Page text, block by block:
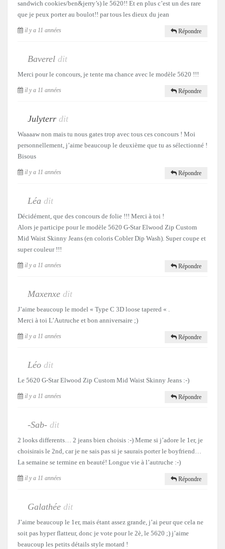
sandwich cookies/ben&jerry’s) le 5620!! Et en plus c’est un des rare
que je peux porter au boulot!! par tous les dieux du jean
il y a 11 années Répondre
Baverel dit
Merci pour le concours, je tente ma chance avec le modèle 5620 !!!
il y a 11 années Répondre
Julyterr dit
Waaaaw non mais tu nous gates trop avec tous ces concours ! Moi
personnellement, j’aime beaucoup le deuxième que tu as sélectionné !
Bisous
il y a 11 années Répondre
Léa dit
Décidément, que des concours de folie !!! Merci à toi !
Alors je participe pour le modèle 5620 G-Star Elwood Zip Custom
Mid Waist Skinny Jeans (en coloris Cobler Dip Wash). Super coupe et
super couleur !!!
il y a 11 années Répondre
Maxenxe dit
J’aime beaucoup le model « Type C 3D loose tapered « .
Merci à toi L’Autruche et bon anniversaire ;)
il y a 11 années Répondre
Léo dit
Le 5620 G-Star Elwood Zip Custom Mid Waist Skinny Jeans :-)
il y a 11 années Répondre
-Sab- dit
2 looks differents… 2 jeans bien choisis :-) Meme si j’adore le 1er, je
choisirais le 2nd, car je ne sais pas si je saurais porter le boyfriend…
La semaine se termine en beauté! Longue vie à l’autruche :-)
il y a 11 années Répondre
Galathée dit
J’aime beaucoup le 1er, mais étant assez grande, j’ai peur que cela ne
soit pas hyper flatteur, donc je vote pour le 2è, le 5620 ;) j’aime
beaucoup les petits détails style motard !